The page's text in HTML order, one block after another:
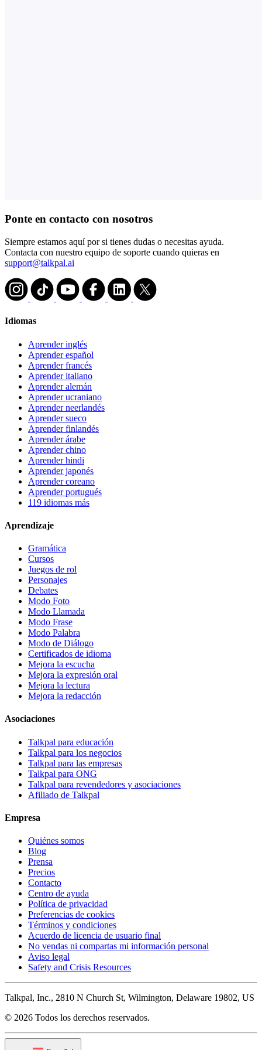
Ponte en contacto con nosotros
Siempre estamos aquí por si tienes dudas o necesitas ayuda.
Contacta con nuestro equipo de soporte cuando quieras en
support@talkpal.ai
Idiomas
Aprender inglés
Aprender español
Aprender francés
Aprender italiano
Aprender alemán
Aprender ucraniano
Aprender neerlandés
Aprender sueco
Aprender finlandés
Aprender árabe
Aprender chino
Aprender hindi
Aprender japonés
Aprender coreano
Aprender portugués
119 idiomas más
Aprendizaje
Gramática
Cursos
Juegos de rol
Personajes
Debates
Modo Foto
Modo Llamada
Modo Frase
Modo Palabra
Modo de Diálogo
Certificados de idioma
Mejora la escucha
Mejora la expresión oral
Mejora la lectura
Mejora la redacción
Asociaciones
Talkpal para educación
Talkpal para los negocios
Talkpal para las empresas
Talkpal para ONG
Talkpal para revendedores y asociaciones
Afiliado de Talkpal
Empresa
Quiénes somos
Blog
Prensa
Precios
Contacto
Centro de ayuda
Política de privacidad
Preferencias de cookies
Términos y condiciones
Acuerdo de licencia de usuario final
No vendas ni compartas mi información personal
Aviso legal
Safety and Crisis Resources
Talkpal, Inc., 2810 N Church St, Wilmington, Delaware 19802, US
© 2026 Todos los derechos reservados.